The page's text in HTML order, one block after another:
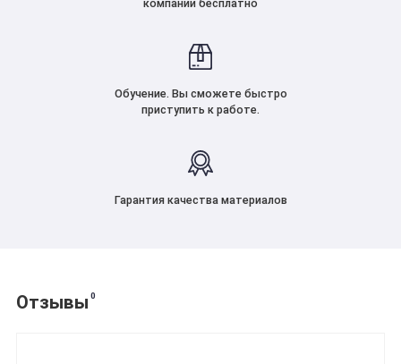
компании бесплатно
Обучение. Вы сможете быстро
приступить к работе.
Гарантия качества материалов
Отзывы 0